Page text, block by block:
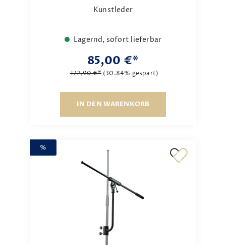
Kunstleder
Lagernd, sofort lieferbar
85,00 €*
122,90 €* (30.84% gespart)
IN DEN WARENKORB
%